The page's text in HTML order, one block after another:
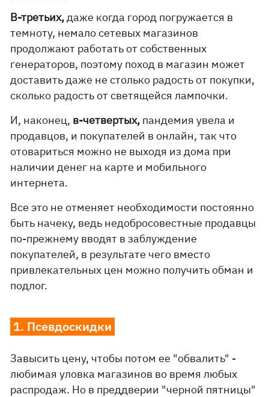
В-третьих,даже когда город погружается в
темноту, немало сетевых магазинов
продолжают работать от собственных
генераторов, поэтому поход в магазин может
доставить даже не столько радость от покупки,
сколько радость от светящейся лампочки.
И, наконец, в-четвертых, пандемия увела и
продавцов, и покупателей в онлайн, так что
отовариться можно не выходя из дома при
наличии денег на карте и мобильного
интернета.
Все это не отменяет необходимости постоянно
быть начеку, ведь недобросовестные продавцы
по-прежнему вводят в заблуждение
покупателей, в результате чего вместо
привлекательных цен можно получить обман и
подлог.
1. Псевдоскидки
Завысить цену, чтобы потом ее "обвалить" -
любимая уловка магазинов во время любых
распродаж. Но в преддверии "черной пятницы"